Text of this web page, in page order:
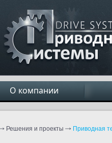
О компании
Решения и проекты Приводная